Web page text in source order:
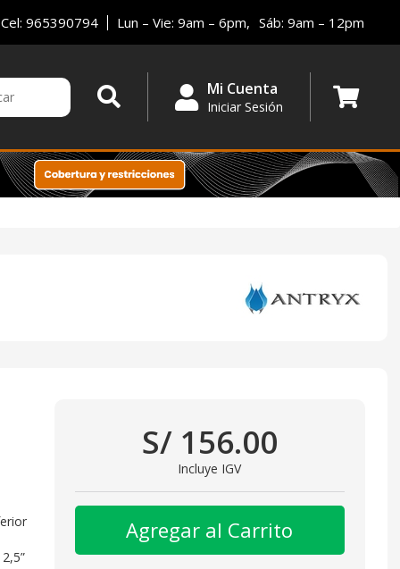
Cel: 965390794 Lun – Vie: 9am – 6pm, Sáb: 9am – 12pm
Mi Cuenta
Iniciar Sesión
S/ 156.00
Incluye IGV
Agregar al Carrito